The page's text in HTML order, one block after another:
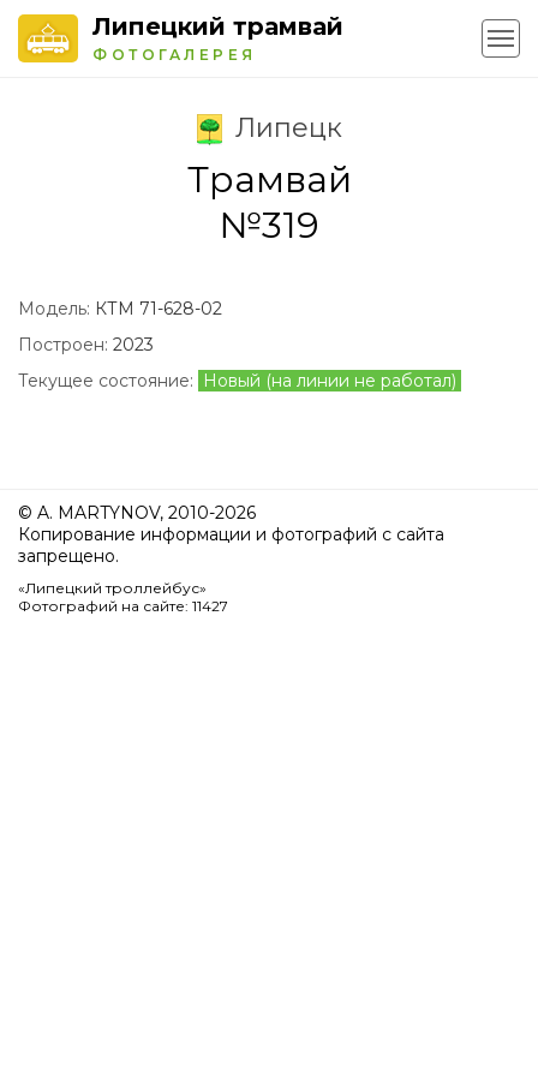
Липецкий трамвай
ФОТОГАЛЕРЕЯ
Липецк
Трамвай
№319
Модель: КТМ 71-628-02
Построен: 2023
Текущее состояние:
Новый (на линии не работал)
© A. MARTYNOV, 2010-2026
Копирование информации и фотографий с сайта
запрещено.
«Липецкий троллейбус»
Фотографий на сайте: 11427